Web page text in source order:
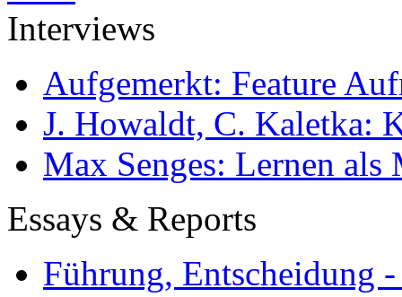
Interviews
Aufgemerkt: Feature
J. Howaldt, C. Kaletka:
Max Senges: Lernen als
Essays & Reports
Führung, Entscheidung